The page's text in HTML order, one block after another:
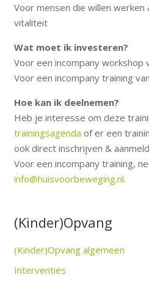
Voor mensen die willen werken
vitaliteit
Wat moet ik investeren?
Voor een incompany workshop
Voor een incompany training
Hoe kan ik deelnemen?
Heb je interesse om deze
trainingsagenda of er een
ook direct inschrijven &
Voor een incompany training,
info@huisvoorbeweging.nl.
(Kinder)Opvang
(Kinder)Opvang algemeen
Interventies